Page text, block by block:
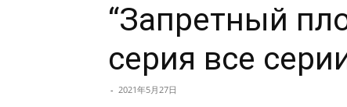
“Запретный
серия все
- 2021年5月27日